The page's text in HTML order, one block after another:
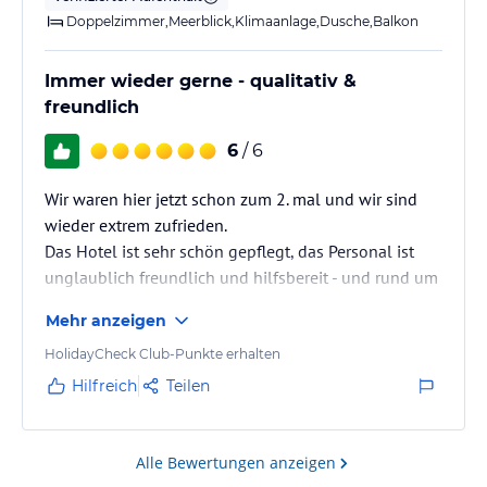
Zimmerservice 24 Stunden ( kostenpflichtig )
AKTIVITÄTEN
Gartenpartys, Obstfeste, Frühstücksfeste, Kinderfeste, spezielle
Galashows, Live-Musik, Tanzabende und Abendshows im
Amphitheater angeboten.
KINDERCLUB UND AKTIVITÄTEN
Für unsere Gäste im Alter von 4-12 Jahren gibt es einen separaten
Begrüßungs- und Registrierungsempfang, einen Außenspielplatz,
Kinderanimation.
Der Kinderclub ist zwischen 10.00 – 12.00 Uhr sowie 14.00 –
17.00 Uhr geöffnet.
Tischtennis, Beachvolleyball, Bogenschießen, Wasserkampf,
Doppelzimmer,Meerblick,Klimaanlage,Dusche,Balkon
Immer wieder gerne - qualitativ &
freundlich
6 / 6
Wir waren hier jetzt schon zum 2. mal und wir sind
wieder extrem zufrieden.
Das Hotel ist sehr schön gepflegt, das Personal ist
unglaublich freundlich und hilfsbereit - und rund um
Mehr anzeigen
HolidayCheck Club-Punkte erhalten
Hilfreich Teilen
Alle Bewertungen anzeigen